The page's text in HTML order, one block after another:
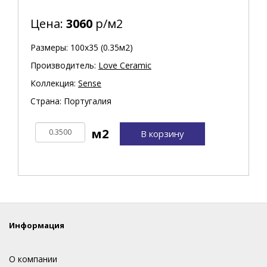
Цена: 3060 р/м2
Размеры: 100х35 (0.35м2)
Производитель: Love Ceramic
Коллекция: Sense
Страна: Португалия
В корзину
Информация
О компании